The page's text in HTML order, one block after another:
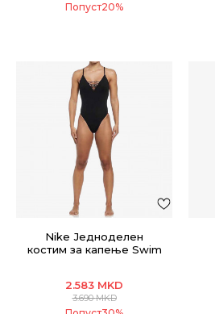
Попуст20%
Nike Једноделен
костим за капење Swim
2.583 MKD
3.690MKD